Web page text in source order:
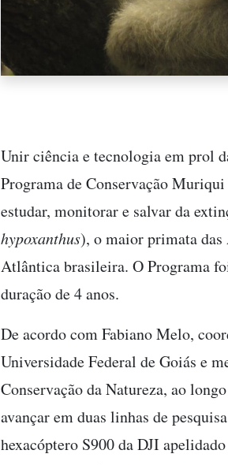
Unir ciência e tecnologia em prol
Programa de Conservação
estudar, monitorar e salvar da
hypoxanthus), o maior primata das
Atlântica brasileira. O Programa
duração de 4 anos.
De acordo com Fabiano Melo,
Universidade Federal de Goiás e
Conservação da Natureza, ao
avançar em duas linhas de
hexacóptero S900 da DJI